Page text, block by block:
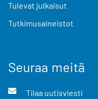
Tulevat julkaisut
Tutkimusaineistot
Seuraa meitä
Tilaa uutisviesti